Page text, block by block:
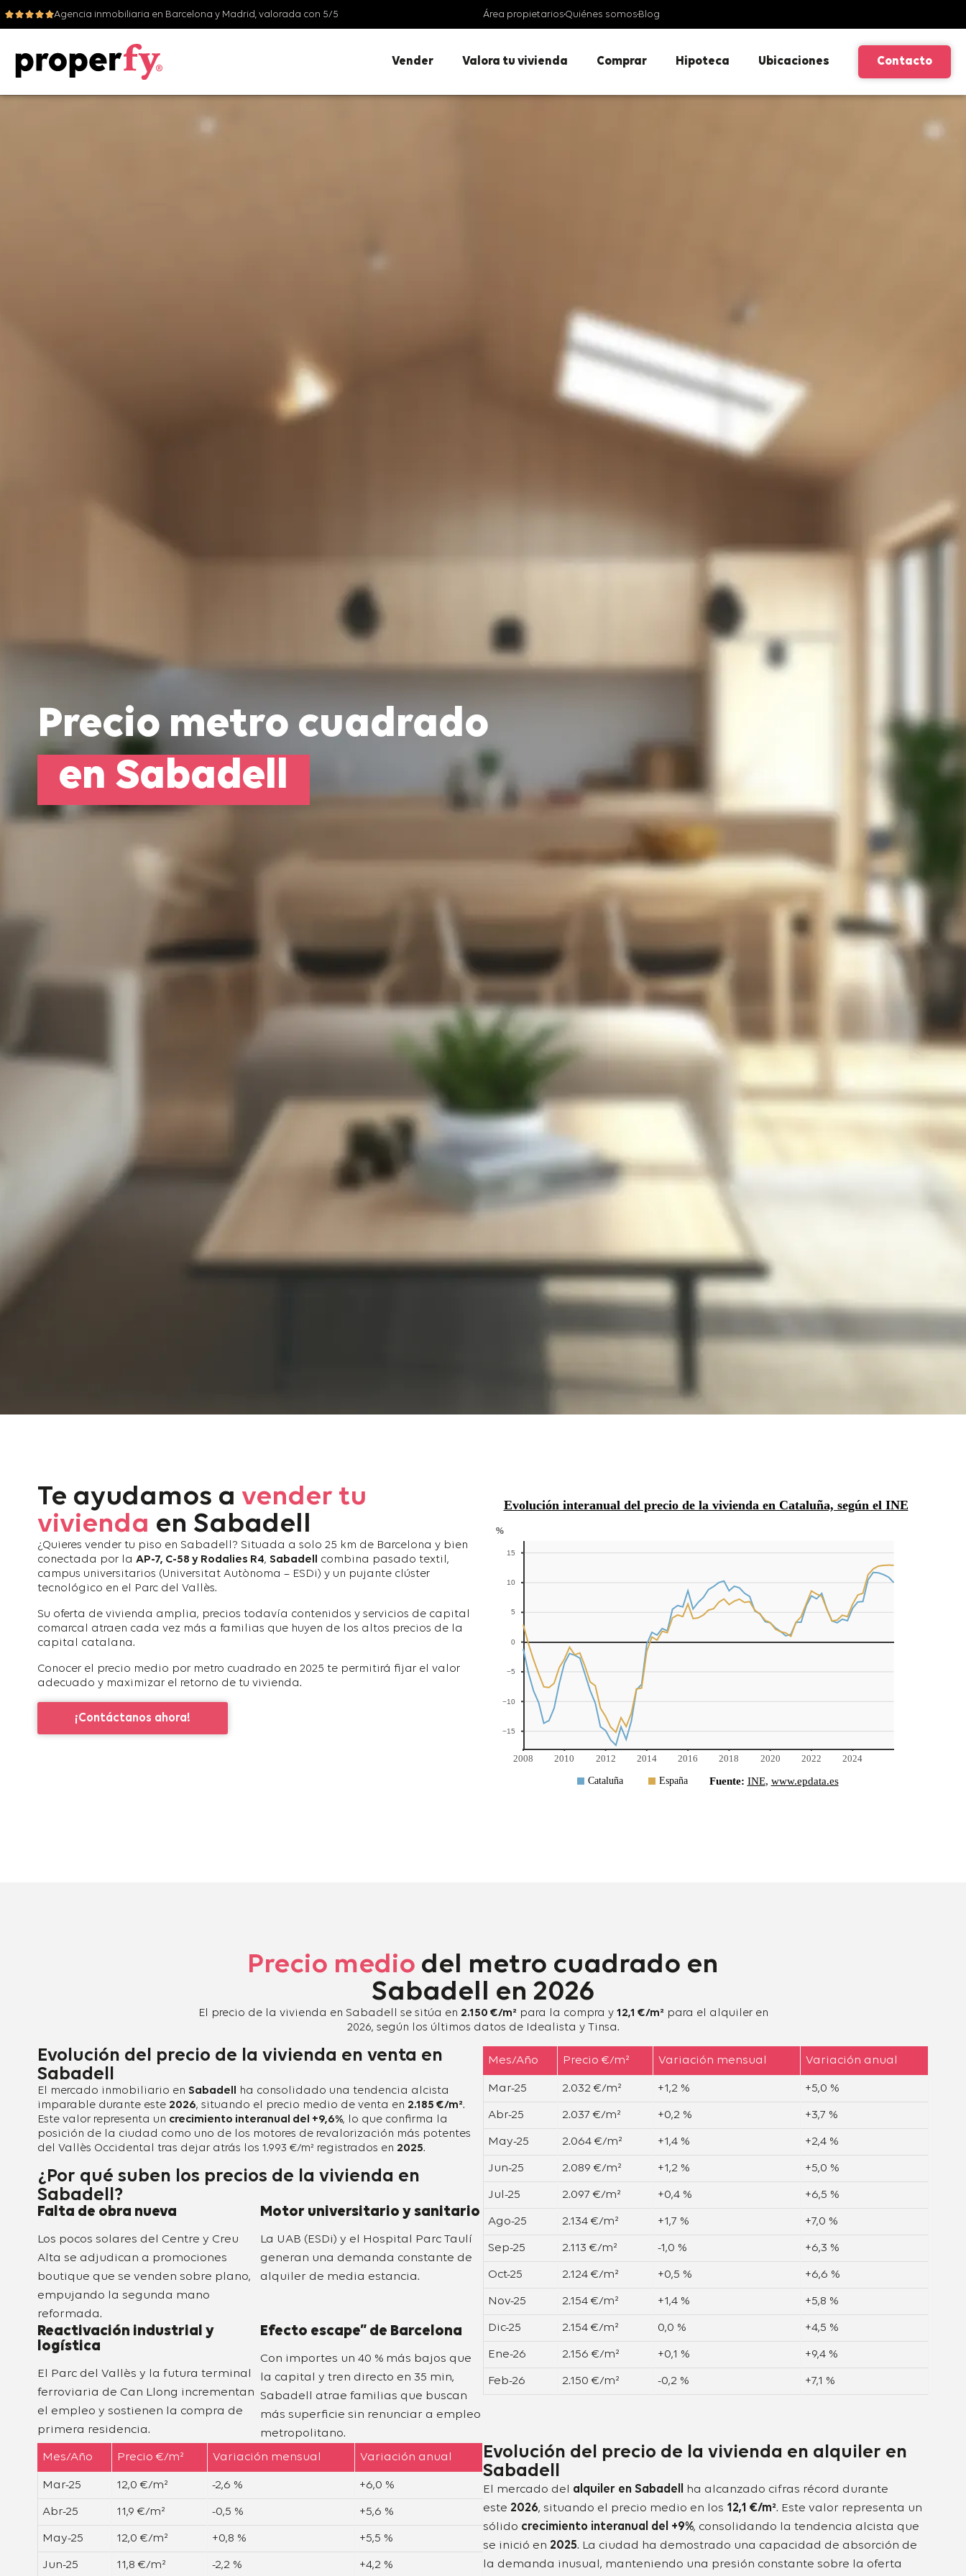
Agencia inmobiliaria en Barcelona y Madrid, valorada con 5/5 Área propietarios Quiénes somos Blog
Vender Valora tu vivienda Comprar Hipoteca Ubicaciones Contacto
Precio metro cuadrado
en Sabadell
Te ayudamos a vender tu
vivienda en Sabadell
¿Quieres vender tu piso en Sabadell? Situada a solo 25 km de Barcelona y bien
conectada por la AP-7, C-58 y Rodalies R4, Sabadell combina pasado textil,
campus universitarios (Universitat Autònoma – ESDi) y un pujante clúster
tecnológico en el Parc del Vallès.
Su oferta de vivienda amplia, precios todavía contenidos y servicios de capital
comarcal atraen cada vez más a familias que huyen de los altos precios de la
capital catalana.
Conocer el precio medio por metro cuadrado en 2025 te permitirá fijar el valor
adecuado y maximizar el retorno de tu vivienda.
¡Contáctanos ahora!
Precio medio del metro cuadrado en
Sabadell en 2026
El precio de la vivienda en Sabadell se sitúa en 2.150 €/m² para la compra y 12,1 €/m² para el alquiler en
2026, según los últimos datos de Idealista y Tinsa.
Evolución del precio de la vivienda en venta en
Sabadell
El mercado inmobiliario en Sabadell ha consolidado una tendencia alcista
imparable durante este 2026, situando el precio medio de venta en 2.185 €/m².
Este valor representa un crecimiento interanual del +9,6%, lo que confirma la
posición de la ciudad como uno de los motores de revalorización más potentes
del Vallès Occidental tras dejar atrás los 1.993 €/m² registrados en 2025.
¿Por qué suben los precios de la vivienda en
Sabadell?
Falta de obra nueva
Los pocos solares del Centre y Creu
Alta se adjudican a promociones
boutique que se venden sobre plano,
empujando la segunda mano
reformada.
Motor universitario y sanitario
La UAB (ESDi) y el Hospital Parc Taulí
generan una demanda constante de
alquiler de media estancia.
Reactivación industrial y
logística
El Parc del Vallès y la futura terminal
ferroviaria de Can Llong incrementan
el empleo y sostienen la compra de
primera residencia.
Efecto escape” de Barcelona
Con importes un 40 % más bajos que
la capital y tren directo en 35 min,
Sabadell atrae familias que buscan
más superficie sin renunciar a empleo
metropolitano.
Mes/Año Precio €/m² Variación mensual Variación anual
Mar-25 2.032 €/m² +1,2 % +5,0 %
Abr-25 2.037 €/m² +0,2 % +3,7 %
May-25 2.064 €/m² +1,4 % +2,4 %
Jun-25 2.089 €/m² +1,2 % +5,0 %
Jul-25 2.097 €/m² +0,4 % +6,5 %
Ago-25 2.134 €/m² +1,7 % +7,0 %
Sep-25 2.113 €/m² -1,0 % +6,3 %
Oct-25 2.124 €/m² +0,5 % +6,6 %
Nov-25 2.154 €/m² +1,4 % +5,8 %
Dic-25 2.154 €/m² 0,0 % +4,5 %
Ene-26 2.156 €/m² +0,1 % +9,4 %
Feb-26 2.150 €/m² -0,2 % +7,1 %
Mes/Año Precio €/m² Variación mensual Variación anual
Mar-25 12,0 €/m² -2,6 % +6,0 %
Abr-25 11,9 €/m² -0,5 % +5,6 %
May-25 12,0 €/m² +0,8 % +5,5 %
Jun-25 11,8 €/m² -2,2 % +4,2 %
Evolución del precio de la vivienda en alquiler en
Sabadell
El mercado del alquiler en Sabadell
ha alcanzado cifras récord durante
este 2026, situando el precio medio en los 12,1 €/m². Este valor representa un
sólido crecimiento interanual del +9%, consolidando la tendencia alcista que
se inició en 2025. La ciudad ha demostrado una capacidad de absorción de
la demanda inusual, manteniendo una presión constante sobre la oferta